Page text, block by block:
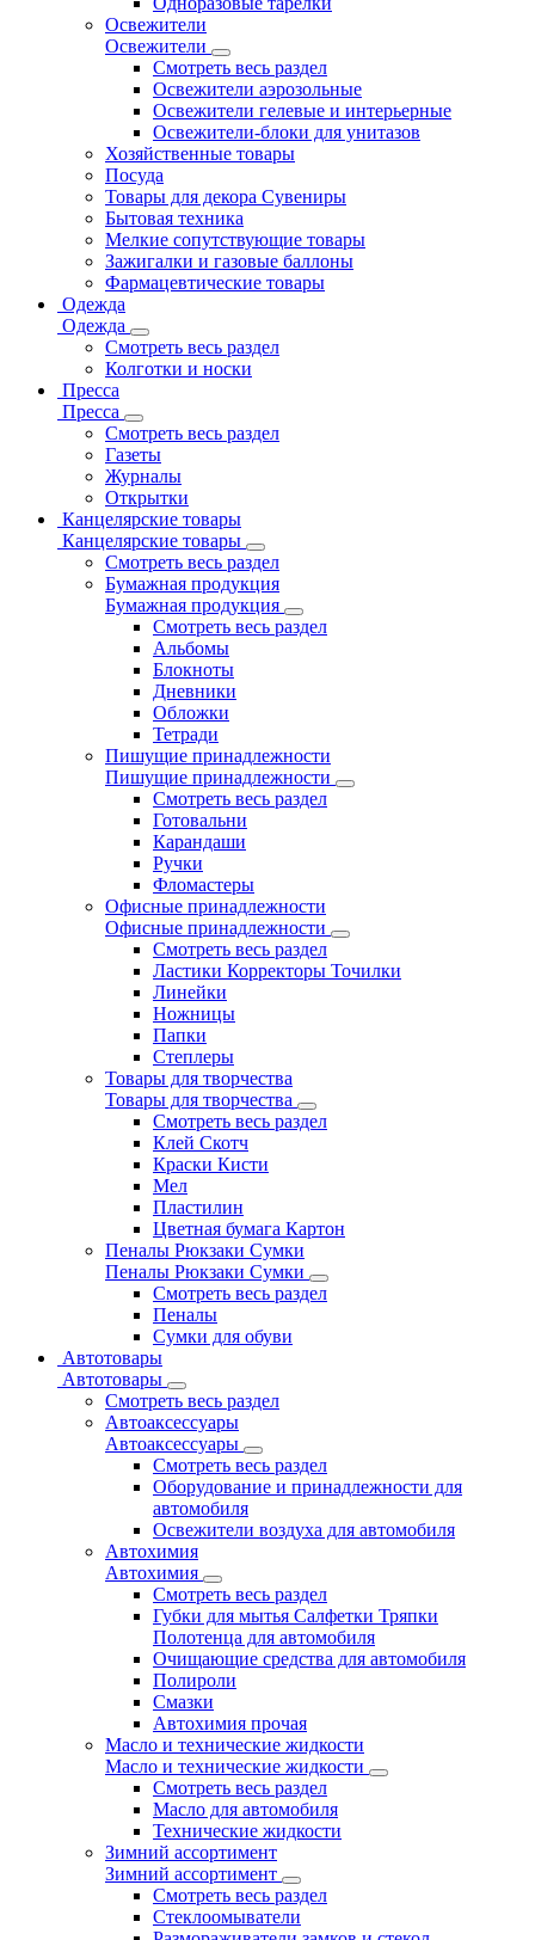
Освежители
Освежители
Смотреть весь раздел
Освежители аэрозольные
Освежители гелевые и интерьерные
Освежители-блоки для унитазов
Хозяйственные товары
Посуда
Товары для декора Сувениры
Бытовая техника
Мелкие сопутствующие товары
Зажигалки и газовые баллоны
Фармацевтические товары
Одежда
Одежда
Смотреть весь раздел
Колготки и носки
Пресса
Пресса
Смотреть весь раздел
Газеты
Журналы
Открытки
Канцелярские товары
Канцелярские товары
Смотреть весь раздел
Бумажная продукция
Бумажная продукция
Смотреть весь раздел
Альбомы
Блокноты
Дневники
Обложки
Тетради
Пишущие принадлежности
Пишущие принадлежности
Смотреть весь раздел
Готовальни
Карандаши
Ручки
Фломастеры
Офисные принадлежности
Офисные принадлежности
Смотреть весь раздел
Ластики Корректоры Точилки
Линейки
Ножницы
Папки
Степлеры
Товары для творчества
Товары для творчества
Смотреть весь раздел
Клей Скотч
Краски Кисти
Мел
Пластилин
Цветная бумага Картон
Пеналы Рюкзаки Сумки
Пеналы Рюкзаки Сумки
Смотреть весь раздел
Пеналы
Сумки для обуви
Автотовары
Автотовары
Смотреть весь раздел
Автоаксессуары
Автоаксессуары
Смотреть весь раздел
Оборудование и принадлежности для
автомобиля
Освежители воздуха для автомобиля
Автохимия
Автохимия
Смотреть весь раздел
Губки для мытья Салфетки Тряпки
Полотенца для автомобиля
Очищающие средства для автомобиля
Полироли
Смазки
Автохимия прочая
Масло и технические жидкости
Масло и технические жидкости
Смотреть весь раздел
Масло для автомобиля
Технические жидкости
Зимний ассортимент
Зимний ассортимент
Смотреть весь раздел
Стеклоомыватели